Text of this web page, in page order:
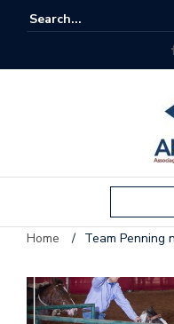
Home / Team Penning